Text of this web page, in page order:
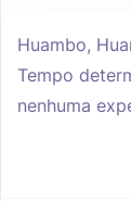
Huambo,
Tempo
nenhuma